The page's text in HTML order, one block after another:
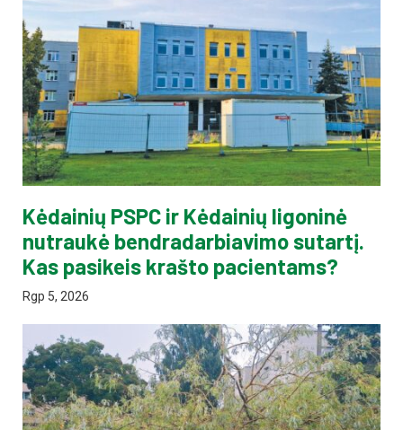
Kėdainių PSPC ir Kėdainių ligoninė
nutraukė bendradarbiavimo sutartį.
Kas pasikeis krašto pacientams?
Rgp 5, 2026